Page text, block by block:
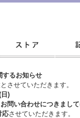
するお知らせ
させていただきます。
)
問い合わせにつきまして
応させていただきます。